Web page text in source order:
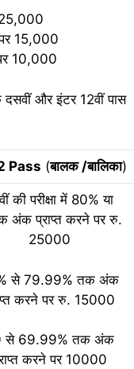
15,000
10,000
दसवीं और इंटर 12वीं पास
Pass (बालक /बालिका)
की परीक्षा में 80% या
अंक प्राप्त करने पर रु.
25000
से 79.99% तक अंक
करने पर रु. 15000
से 69.99% तक अंक
करने पर 10000